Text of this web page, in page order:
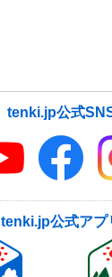
tenki.jp公式
tenki.jp公式アプ